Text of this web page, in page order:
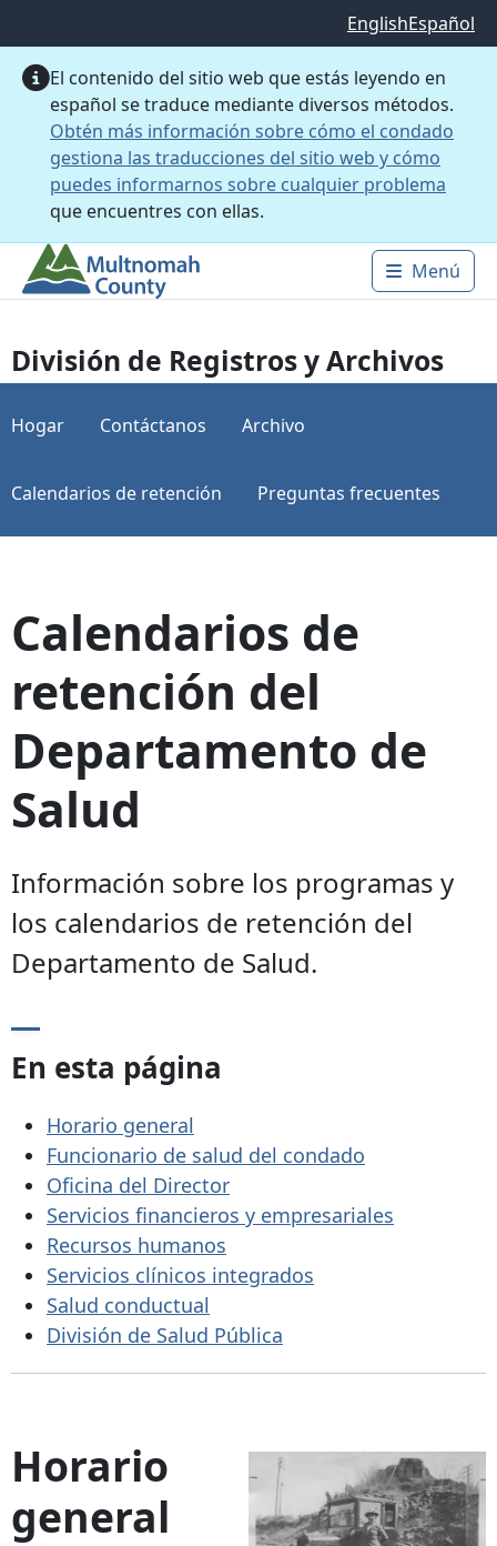
EnglishEspañol
El contenido del sitio web que estás leyendo en
español se traduce mediante diversos métodos.
Obtén más información sobre cómo el condado
gestiona las traducciones del sitio web y cómo
puedes informarnos sobre cualquier problema
que encuentres con ellas.
Main
Menú
División de Registros y Archivos
Hogar Contáctanos Archivo
Calendarios de retención Preguntas frecuentes
Calendarios de
retención del
Departamento de
Salud
Información sobre los programas y
los calendarios de retención del
Departamento de Salud.
En esta página
Horario general
Funcionario de salud del condado
Oficina del Director
Servicios financieros y empresariales
Recursos humanos
Servicios clínicos integrados
Salud conductual
División de Salud Pública
Horario
general